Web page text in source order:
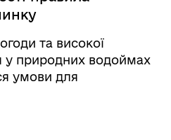
та високої
у природних водоймах
умови для